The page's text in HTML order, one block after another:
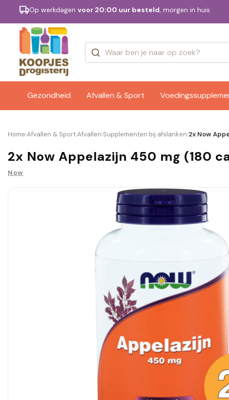
Op werkdagen voor 20:00 uur besteld, morgen in huis
Gezondheid Afvallen & Sport
Merken
Home›Afvallen & Sport›Afvallen›Supplementen bij afslanken›2x Now
2x Now Appelazijn 450 mg (180
Now